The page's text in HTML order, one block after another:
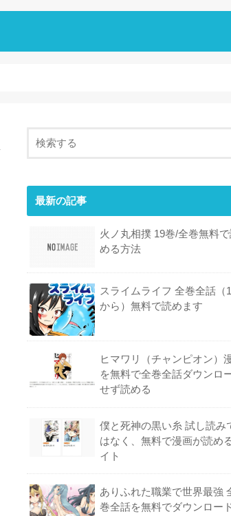
最新の記事
火ノ丸相撲 19巻/全巻無料で
める方法
スライムライフ 全巻全話（
から）無料で読めます
ヒマワリ（チャンピオン）
を無料で全巻全話ダウンロ
せず読める
僕と死神の黒い糸 試し読み
はなく、無料で漫画が読め
イト
ありふれた職業で世界最強
巻全話を無料でダウンロー